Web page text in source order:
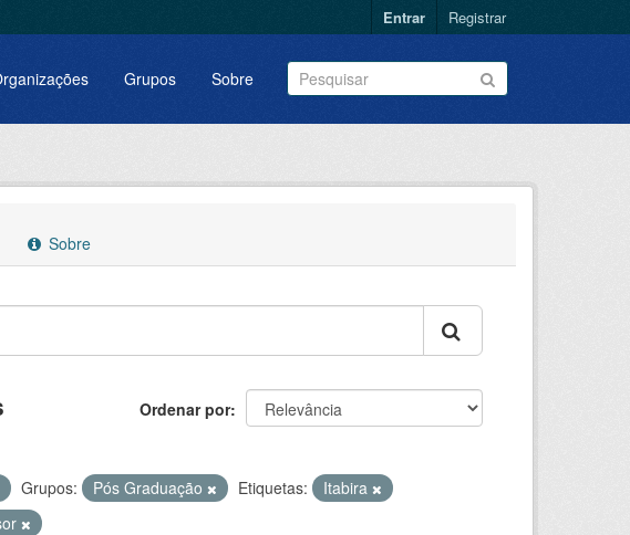
Entrar Registrar
Grupos Sobre
Sobre
Ordenar por
Grupos: Pós Graduação Etiquetas:
Itabira